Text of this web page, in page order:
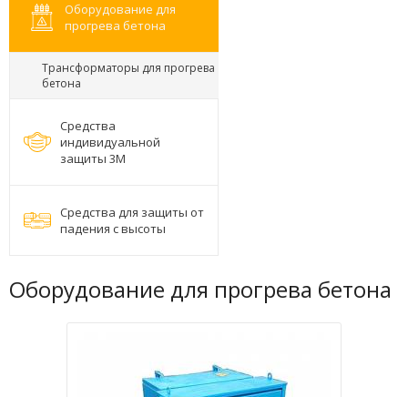
Оборудование для
прогрева бетона
Трансформаторы для прогрева
бетона
Средства
индивидуальной
защиты 3М
Средства для защиты от
падения с высоты
Оборудование для прогрева бетона